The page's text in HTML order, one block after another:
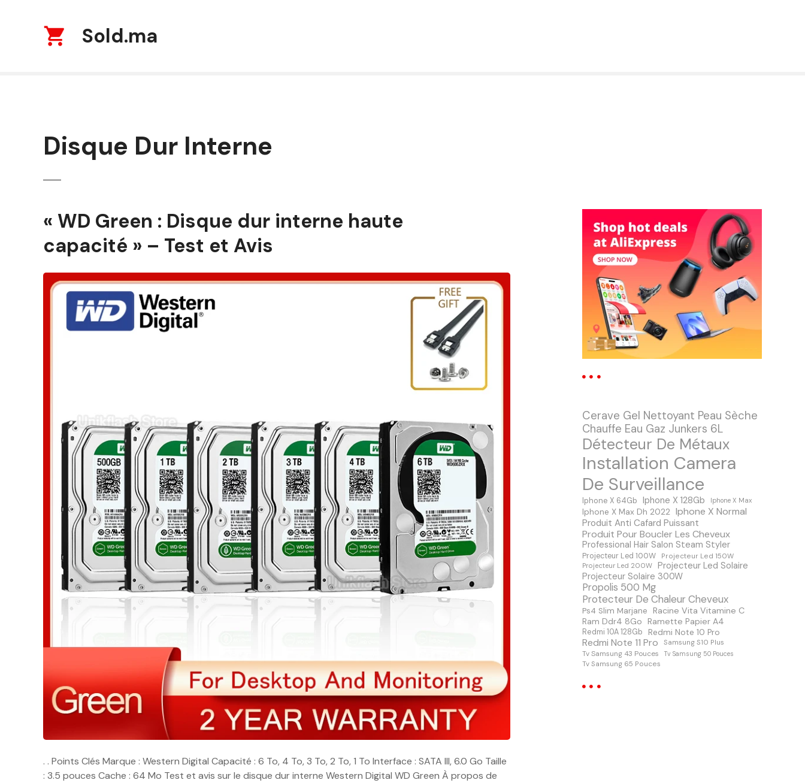
Sold.ma
Disque Dur Interne
« WD Green : Disque dur interne haute
capacité » – Test et Avis
. . Points Clés Marque : Western Digital Capacité : 6 To, 4 To, 3 To, 2 To, 1 To Interface : SATA III, 6.0 Go Taille
: 3.5 pouces Cache : 64 Mo Test et avis sur le disque dur interne Western Digital WD Green À propos de
Cerave Gel Nettoyant Peau Sèche
Chauffe Eau Gaz Junkers 6L
Détecteur De Métaux
Installation Camera
De Surveillance
Iphone X 64Gb Iphone X 128Gb Iphone X Max
Iphone X Max Dh 2022 Iphone X Normal
Produit Anti Cafard Puissant
Produit Pour Boucler Les Cheveux
Professional Hair Salon Steam Styler
Projecteur Led 100W Projecteur Led 150W
Projecteur Led 200W Projecteur Led Solaire
Projecteur Solaire 300W
Propolis 500 Mg
Protecteur De Chaleur Cheveux
Ps4 Slim Marjane
Racine Vita Vitamine C
Ram Ddr4 8Go
Ramette Papier A4
Redmi 10A 128Gb Redmi Note 10 Pro
Redmi Note 11 Pro
Samsung S10 Plus
Tv Samsung 43 Pouces
Tv Samsung 50 Pouces
Tv Samsung 65 Pouces